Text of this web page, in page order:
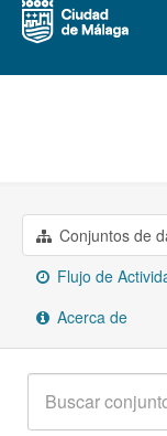
Grupos
Acerca de
Conjuntos de
Flujo de
Acerca de